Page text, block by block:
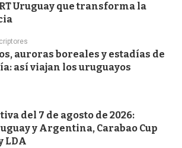
Uruguay que transforma la
auroras boreales y estadías de
así viajan los uruguayos
del 7 de agosto de 2026:
y Argentina, Carabao Cup
LDA